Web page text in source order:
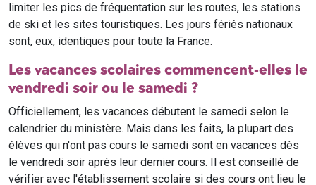
limiter les pics de fréquentation sur les routes, les stations
de ski et les sites touristiques. Les jours fériés nationaux
sont, eux, identiques pour toute la France.
Les vacances scolaires commencent-elles le
vendredi soir ou le samedi ?
Officiellement, les vacances débutent le samedi selon le
calendrier du ministère. Mais dans les faits, la plupart des
élèves qui n'ont pas cours le samedi sont en vacances dès
le vendredi soir après leur dernier cours. Il est conseillé de
vérifier avec l'établissement scolaire si des cours ont lieu le